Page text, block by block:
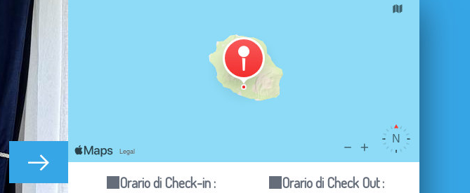
Orario di Check-in : Orario di Check Out :